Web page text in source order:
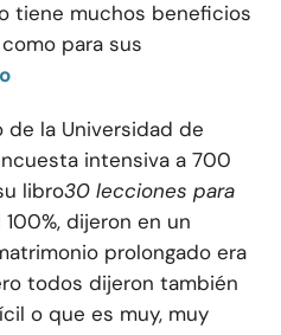
tiene muchos beneficios
para sus
de la Universidad de
intensiva a 700
libro30 lecciones para
dijeron en un
prolongado era
todos dijeron también
o que es muy, muy